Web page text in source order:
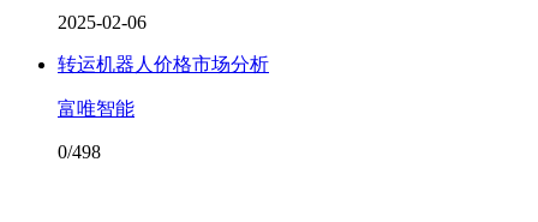
2025-02-06
转运机器人价格市场分析
富唯智能
0/498